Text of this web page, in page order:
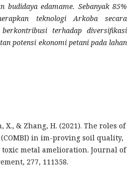
budidaya edamame. Sebanyak 85%
teknologi Arkoba secara
terhadap diversifikasi
potensi ekonomi petani pada lahan
X., & Zhang, H. (2021). The roles of
in im-proving soil quality,
metal amelioration. Journal of
277, 111358.